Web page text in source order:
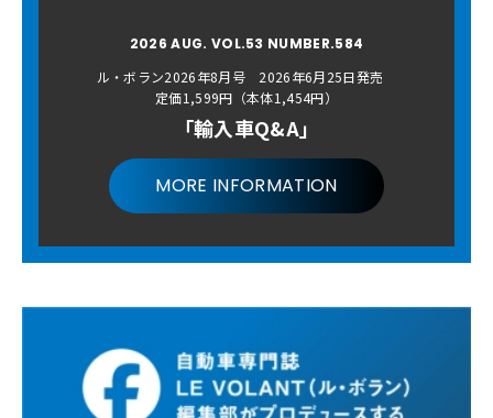
2026 AUG. VOL.53 NUMBER.584
ル・ボラン2026年8月号 2026年6月25日発売
定価1,599円（本体1,454円）
「輸入車Q&A」
MORE INFORMATION